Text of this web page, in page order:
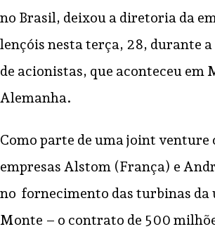
no Brasil, deixou a diretoria da
lençóis nesta terça, 28, durante a
de acionistas, que aconteceu em
Alemanha.
Como parte de uma joint venture
empresas Alstom (França) e
no fornecimento das turbinas da
Monte – o contrato de 500